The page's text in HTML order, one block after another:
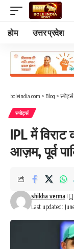
होम उत्तर प्रदेश
boleindia.com > Blog > स्पोर्ट्स
स्पोर्ट्स
IPL में
आज़म, पूर्व
Last updated:
shikha verma